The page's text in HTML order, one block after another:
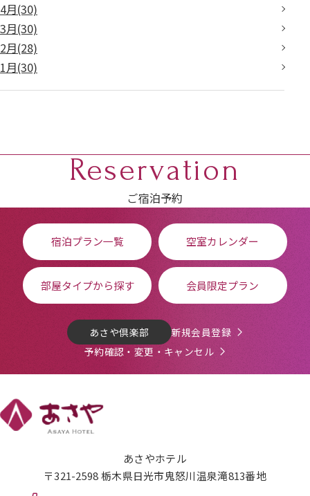
4月(30)
3月(30)
2月(28)
1月(30)
Reservation
ご宿泊予約
宿泊プラン一覧 空室カレンダー
部屋タイプから探す 会員限定プラン
あさや倶楽部
新規会員登録
予約確認・変更・キャンセル
あさやホテル
〒321-2598 栃木県日光市鬼怒川温泉滝813番地